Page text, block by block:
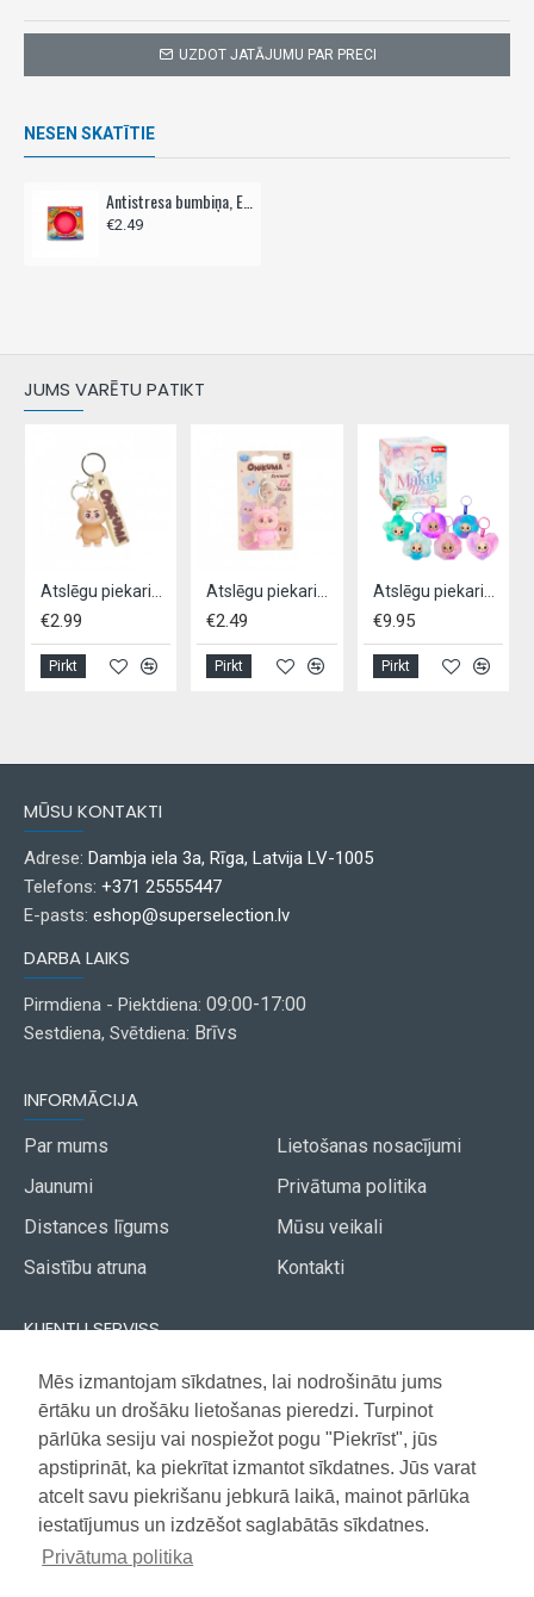
Mēs izmantojam sīkdatnes, lai nodrošinātu jums
ērtāku un drošāku lietošanas pieredzi. Turpinot
pārlūka sesiju vai nospiežot pogu "Piekrīst", jūs
apstiprināt, ka piekrītat izmantot sīkdatnes. Jūs varat
atcelt savu piekrišanu jebkurā laikā, mainot pārlūka
iestatījumus un izdzēšot saglabātās sīkdatnes.
Privātuma politika
UZDOT JATĀJUMU PAR PRECI
NESEN SKATĪTIE
Antistresa bumbiņa, EMOJI
€2.49
JUMS VARĒTU PATIKT
Atslēgu piekariņš 3D ONIKUMA 6,5 cm - ar siksniņu
€2.99
Pirkt
Atslēgu piekariņš 3D ONIKUMA – mīksts
€2.49
Pirkt
Atslēgu piekariņš maks MAKIKI WALLETSurprise 13,5 cm
€9.95
Pirkt
MŪSU KONTAKTI
Adrese: Dambja iela 3a, Rīga, Latvija LV-1005
Telefons: +371 25555447
E-pasts: eshop@superselection.lv
DARBA LAIKS
Pirmdiena - Piektdiena: 09:00-17:00
Sestdiena, Svētdiena: Brīvs
INFORMĀCIJA
Par mums
Jaunumi
Distances līgums
Saistību atruna
Lietošanas nosacījumi
Privātuma politika
Mūsu veikali
Kontakti
KLIENTU SERVISS
Piegāde
Apmaksa
Garantija
Akcijas avīze
Vietnes karte
Copyright © 2021, Super Selection, Visas tiesības aizsargātas